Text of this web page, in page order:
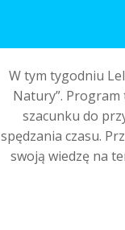
W tym tygodniu
Natury”. Program
szacunku do
spędzania czasu.
swoją wiedzę na